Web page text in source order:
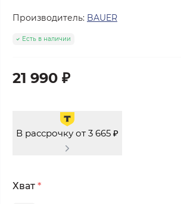
Производитель: BAUER
Есть в наличии
21 990 ₽
В рассрочку от 3 665 ₽
Хват *